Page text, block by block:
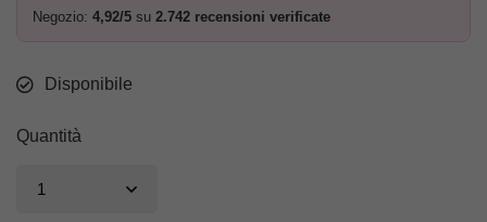
Negozio: 4,92/5 su 2.742 recensioni verificate
Disponibile
Quantità